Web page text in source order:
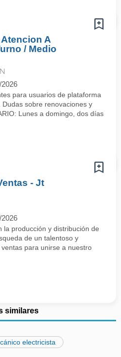
A
/ Medio
2026
para usuarios de plataforma
sobre renovaciones y
Lunes a domingo, dos días
- Jt
2026
la producción y distribución de
de un talentoso y
para unirse a nuestro
similares
electricista